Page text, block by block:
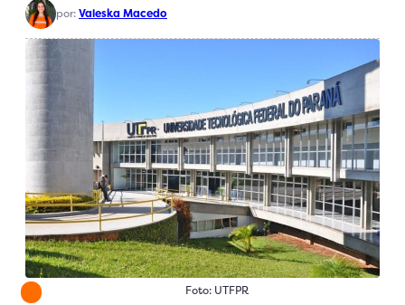
por:Valeska Macedo
Foto: UTFPR